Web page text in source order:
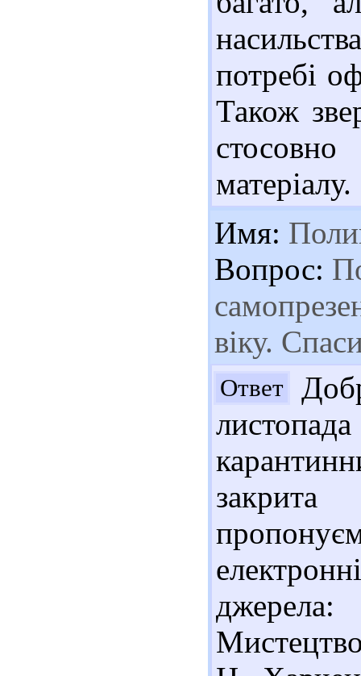
потребі
Також
матеріалу.
Имя:
Вопрос:
віку.
Ответ